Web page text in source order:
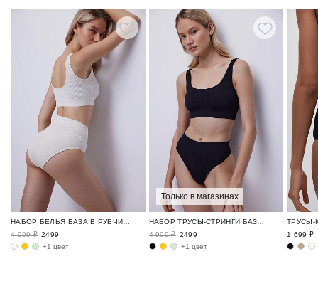
4 999 ₽ 2499
+1 цвет
Только в магазинах
4 999 ₽ 2499
+1 цвет
1 699 ₽